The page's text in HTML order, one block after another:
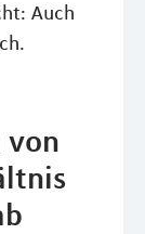
Auch
von